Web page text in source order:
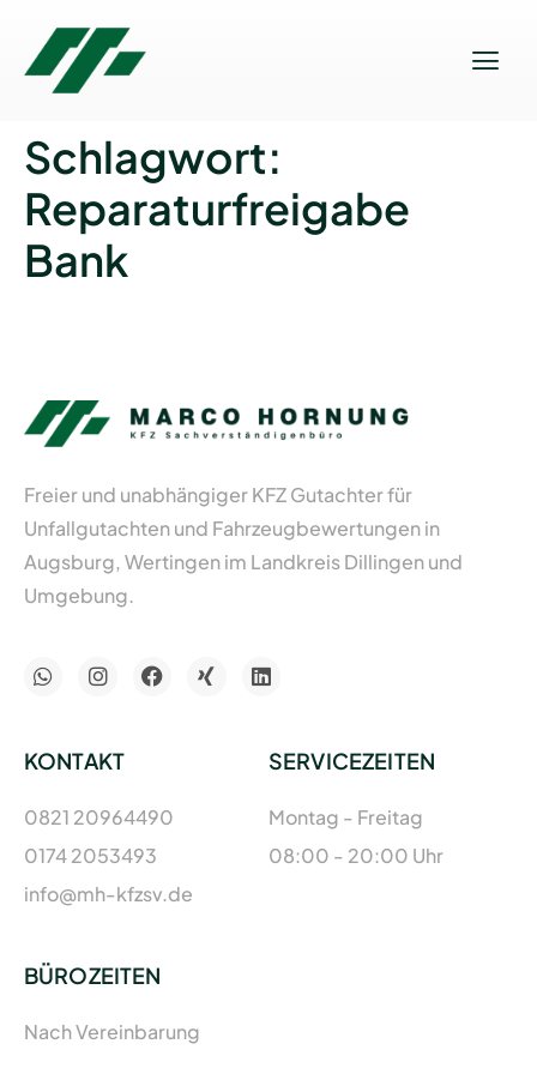
Schlagwort:
Reparaturfreigabe
Bank
Freier und unabhängiger KFZ Gutachter für
Unfallgutachten und Fahrzeugbewertungen in
Augsburg, Wertingen im Landkreis Dillingen und
Umgebung.
KONTAKT
0821 20964490
0174 2053493
info@mh-kfzsv.de
SERVICEZEITEN
Montag - Freitag
08:00 - 20:00 Uhr
BÜROZEITEN
Nach Vereinbarung